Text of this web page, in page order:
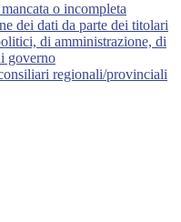
o incompleta
dei dati da parte dei titolari
di amministrazione, di
governo
regionali/provinciali